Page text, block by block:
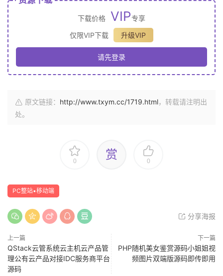
下载价格 VIP专享
仅限VIP下载
升级VIP
请先登录
原文链接： http://www.txym.cc/1719.html，转载请注明出
处。
0 赏 0
PC整站▪移动端
分享海报
上一篇
QStack云管系统云主机云产品管
理公有云产品对接IDC服务商平台
源码
下一篇
PHP随机美女鉴赏源码小姐姐视
频图片双端版源码即传即用